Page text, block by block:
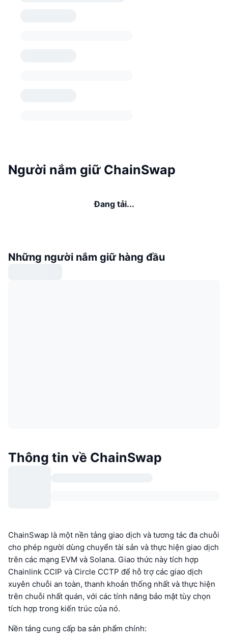
Người nắm giữ ChainSwap
Đang tải...
Những người nắm giữ hàng đầu
Thông tin về ChainSwap
ChainSwap là một nền tảng giao dịch và tương tác đa chuỗi
cho phép người dùng chuyển tài sản và thực hiện giao dịch
trên các mạng EVM và Solana. Giao thức này tích hợp
Chainlink CCIP và Circle CCTP để hỗ trợ các giao dịch
xuyên chuỗi an toàn, thanh khoản thống nhất và thực hiện
trên chuỗi nhất quán, với các tính năng bảo mật tùy chọn
tích hợp trong kiến trúc của nó.
Nền tảng cung cấp ba sản phẩm chính: